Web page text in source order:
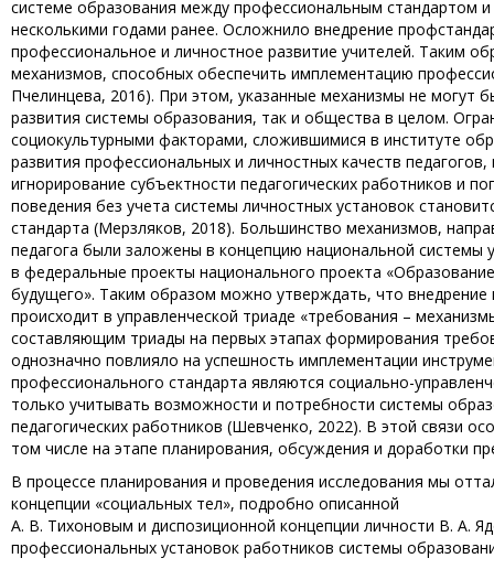
системе образования между профессиональным стандартом
несколькими годами ранее. Осложнило внедрение
профессиональное и личностное развитие учителей. Таким
механизмов, способных обеспечить имплементацию
Пчелинцева, 2016). При этом, указанные механизмы не могут
развития системы образования, так и общества в целом.
социокультурными факторами, сложившимися в институте
развития профессиональных и личностных качеств
игнорирование субъектности педагогических работников и
поведения без учета системы личностных установок
стандарта (Мерзляков, 2018). Большинство механизмов,
педагога были заложены в концепцию национальной
в федеральные проекты национального проекта
будущего». Таким образом можно утверждать, что
происходит в управленческой триаде «требования –
составляющим триады на первых этапах формирования
однозначно повлияло на успешность имплементации
профессионального стандарта являются социально-
только учитывать возможности и потребности системы
педагогических работников (Шевченко, 2022). В этой связи
том числе на этапе планирования, обсуждения и доработки
В процессе планирования и проведения исследования мы
концепции «социальных тел», подробно описанной
А. В. Тихоновым и диспозиционной концепции личности В. А.
профессиональных установок работников системы